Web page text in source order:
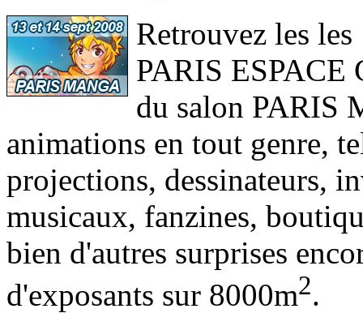
Retrouvez les
PARIS ESPACE
du salon PARIS
animations en tout genre,
projections, dessinateurs,
musicaux, fanzines,
bien d'autres surprises
d'exposants sur 8000m2.